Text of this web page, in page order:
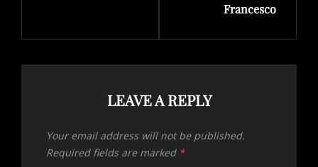
Francesco
LEAVE A REPLY
Your email address will not be published.
Required fields are marked *